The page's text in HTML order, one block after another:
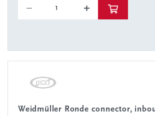
Weidmüller Ronde connector, inbouw (met